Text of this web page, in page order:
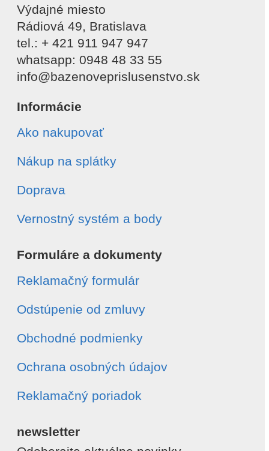
Výdajné miesto
Rádiová 49, Bratislava
tel.: + 421 911 947 947
whatsapp: 0948 48 33 55
info@bazenoveprislusenstvo.sk
Informácie
Ako nakupovať
Nákup na splátky
Doprava
Vernostný systém a body
Formuláre a dokumenty
Reklamačný formulár
Odstúpenie od zmluvy
Obchodné podmienky
Ochrana osobných údajov
Reklamačný poriadok
newsletter